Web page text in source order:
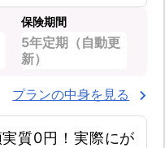
保険期間
5年定期（自動更
新）
プランの中身を見る
質0円！実際にが